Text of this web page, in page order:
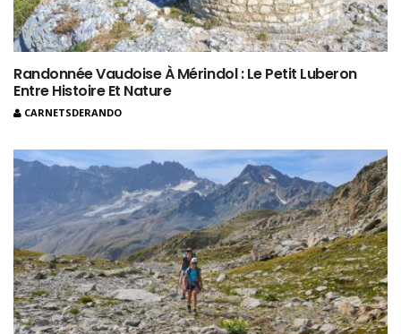
Randonnée Vaudoise À Mérindol : Le Petit Luberon
Entre Histoire Et Nature
CARNETSDERANDO